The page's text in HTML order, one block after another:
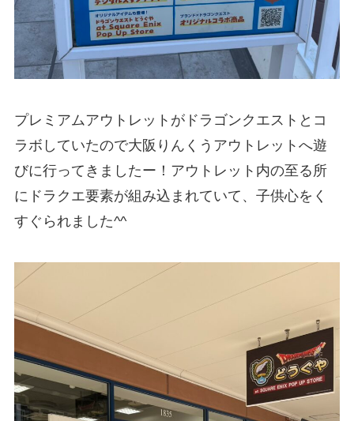
プレミアムアウトレットがドラゴンクエストとコ
ラボしていたので大阪りんくうアウトレットへ遊
びに行ってきましたー！アウトレット内の至る所
にドラクエ要素が組み込まれていて、子供心をく
すぐられました^^